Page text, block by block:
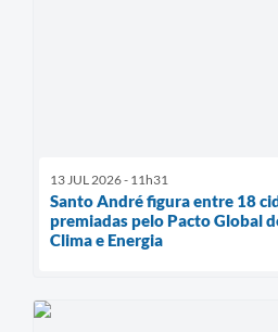
13 JUL 2026 - 11h31
Santo André figura entre 18
premiadas pelo Pacto Global
Clima e Energia